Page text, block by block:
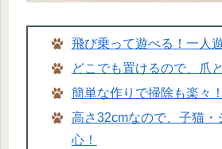
飛び乗って遊べる！一人
どこでも置けるので、爪
簡単な作りで掃除も楽々！
高さ32cmなので、子猫・
心！